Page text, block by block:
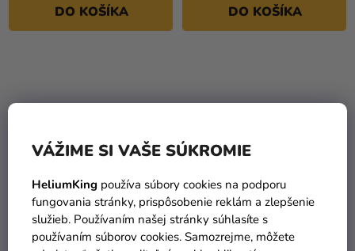
VÁŽIME SI VAŠE SÚKROMIE
HeliumKing používa súbory cookies na podporu
fungovania stránky, prispôsobenie reklám a zlepšenie
služieb. Používaním našej stránky súhlasíte s
používaním súborov cookies. Samozrejme, môžete
DO KOŠÍKA DO KOŠÍKA
Fóliový balón -
Fóliový balón -